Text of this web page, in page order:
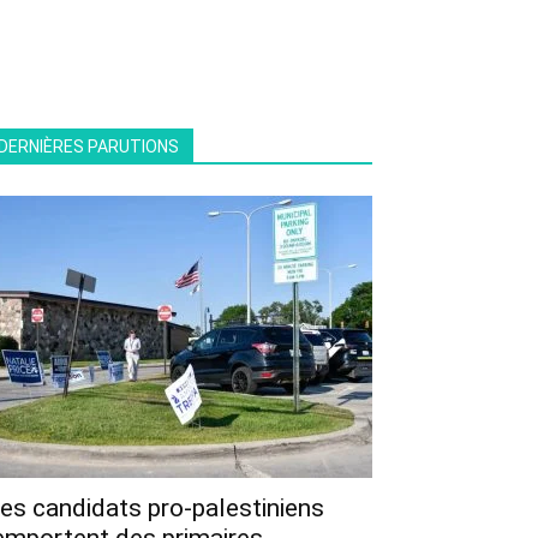
PARUTIONS
candidats pro-palestiniens